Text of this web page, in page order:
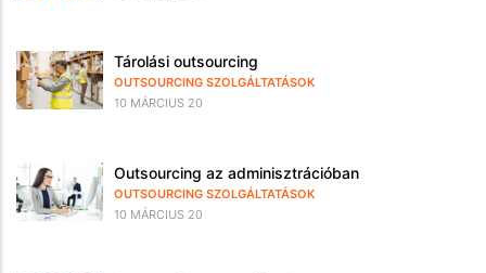
Tárolási outsourcing
OUTSOURCING SZOLGÁLTATÁSOK
10 MÁRCIUS 20
Outsourcing az adminisztrációban
OUTSOURCING SZOLGÁLTATÁSOK
10 MÁRCIUS 20